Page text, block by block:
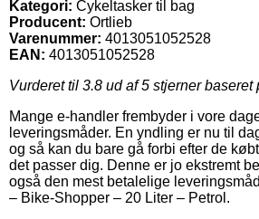
Kategori: Cykeltasker til bag
Producent: Ortlieb
Varenummer: 4013051052528
EAN: 4013051052528
Vurderet til 3.8 ud af 5 stjerner baseret
Mange e-handler frembyder i vore
leveringsmåder. En yndling er nu til
og så kan du bare gå forbi efter de
det passer dig. Denne er jo ekstremt
også den mest betalelige
– Bike-Shopper – 20 Liter – Petrol.